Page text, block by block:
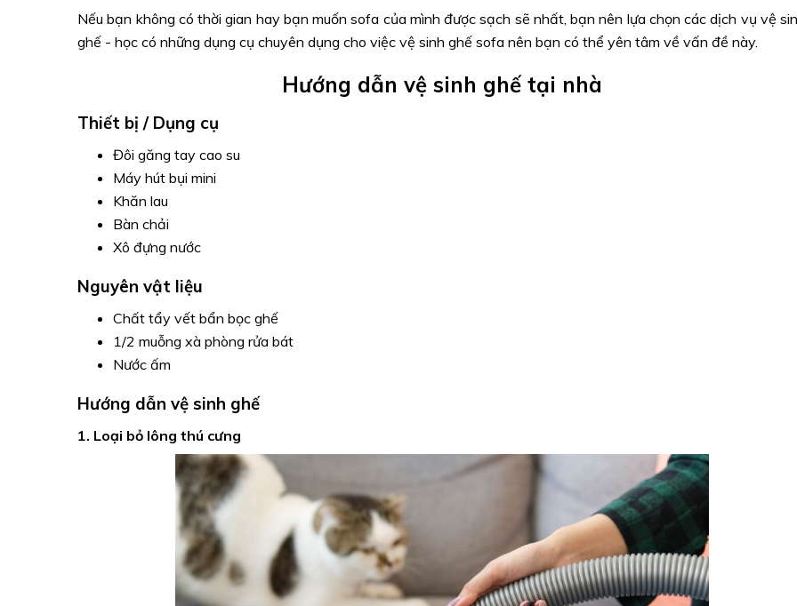
Nếu bạn không có thời gian hay bạn muốn sofa của mình được sạch sẽ nhất, bạn nên lựa chọn các dịch vụ vệ
ghế - học có những dụng cụ chuyên dụng cho việc vệ sinh ghế sofa nên bạn có thể yên tâm về vấn đề này.
Hướng dẫn vệ sinh ghế tại nhà
Thiết bị / Dụng cụ
Đôi găng tay cao su
Máy hút bụi mini
Khăn lau
Bàn chải
Xô đựng nước
Nguyên vật liệu
Chất tẩy vết bẩn bọc ghế
1/2 muỗng xà phòng rửa bát
Nước ấm
Hướng dẫn vệ sinh ghế
1. Loại bỏ lông thú cưng